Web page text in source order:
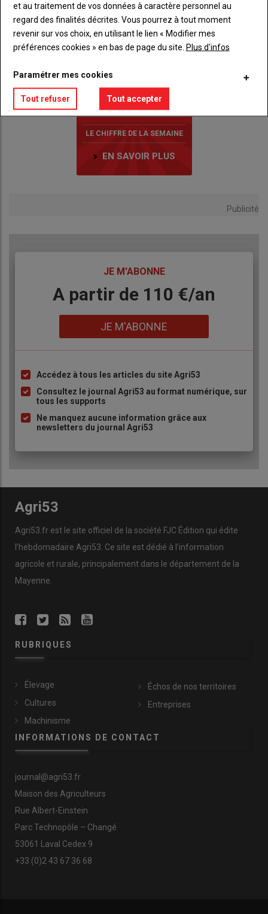
LE CHIFFRE
15
LE CHIFFRE DE LA SEMAINE
EN SAVOIR PLUS
Publicité
JE M'ABONNE
BodyA partir de 110 €/an
JE M'ABONNE
Liste
à
puce
Accédez à tous les articles du site Agri53
Consultez le journal Agri53 au format numérique, sur
tous les supports
Ne manquez aucune information grâce aux
newsletters du journal Agri53
Agri53
Agri53.fr est le site officiel de la société FJC Édition qui édite
l’hebdomadaire Agri53. Ce site est dédié à l’information
agricole et rurale, principalement dans le département de la
Mayenne.
RUBRIQUES
Élevage
Cultures
Machinisme
Échos de nos territoires
Entreprises
INFORMATIONS DE CONTACT
journal@agri53.fr
Maison des Agriculteurs
Rue Albert-Einstein
Parc Technopôle – Changé
53061 Laval Cedex 9
+33 (0)2 43 67 36 68
et au traitement de vos données à caractère personnel au
regard des finalités décrites. Vous pourrez à tout moment
revenir sur vos choix, en utilisant le lien « Modifier mes
préférences cookies » en bas de page du site. Plus d'infos
Paramétrer mes cookies
Tout refuser Tout accepter